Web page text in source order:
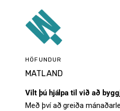
HÖFUNDUR
MATLAND
Vilt þú hjálpa til við að
Með því að greiða